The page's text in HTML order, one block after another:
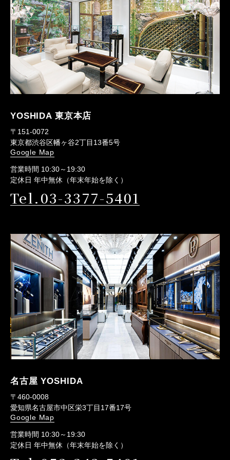
YOSHIDA 東京本店
〒151-0072
東京都渋谷区幡ヶ谷2丁目13番5号
Google Map
営業時間 10:30～19:30
定休日 年中無休（年末年始を除く）
Tel.03-3377-5401
名古屋 YOSHIDA
〒460-0008
愛知県名古屋市中区栄3丁目17番17号
Google Map
営業時間 10:30～19:30
定休日 年中無休（年末年始を除く）